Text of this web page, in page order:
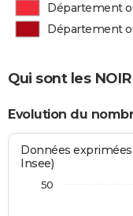
Département
Département
Qui sont les
Evolution du
Données
Insee)
50